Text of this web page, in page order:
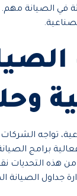
في الصيانة
تواجه الشركات
برامج
هذه التحديات
جداول الصيانة